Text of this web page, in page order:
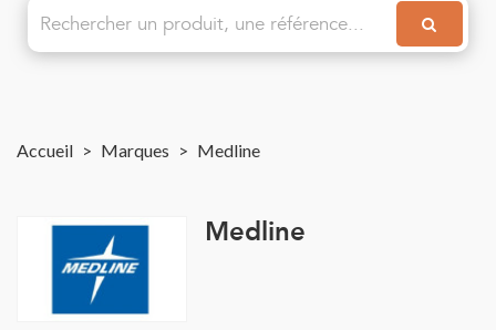
Accueil > Marques > Medline
Medline